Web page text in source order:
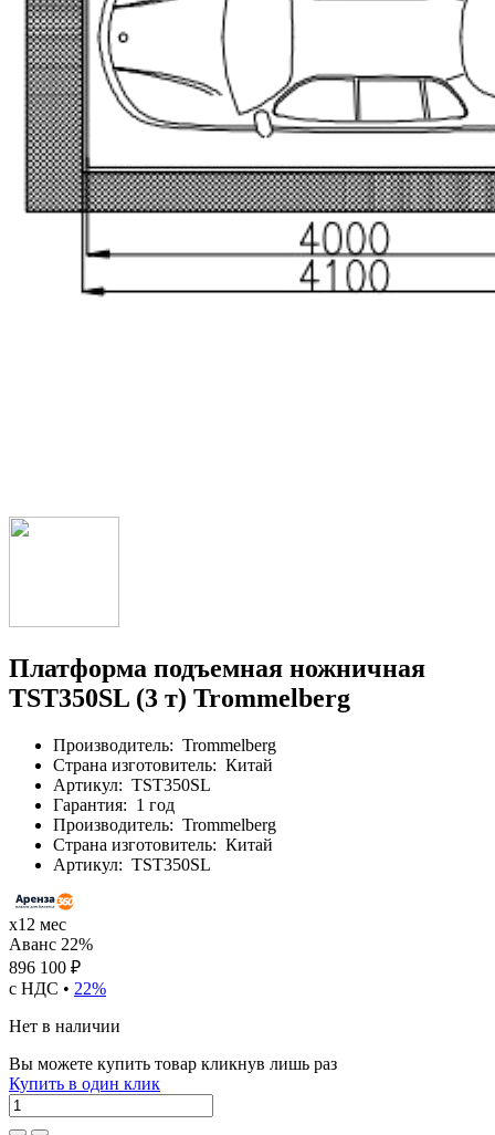
Платформа подъемная ножничная
TST350SL (3 т) Trommelberg
Производитель: Trommelberg
Страна изготовитель: Китай
Артикул: TST350SL
Гарантия: 1 год
Производитель: Trommelberg
Страна изготовитель: Китай
Артикул: TST350SL
х12 мес
Аванс 22%
896 100 ₽
с НДС • 22%
Нет в наличии
Вы можете купить товар кликнув лишь раз
Купить в один клик